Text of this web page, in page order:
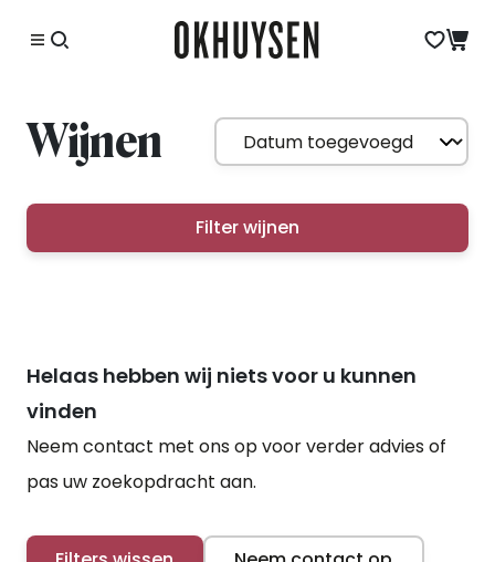
Wijnen
Filter wijnen
Helaas hebben wij niets voor u kunnen
vinden
Neem contact met ons op voor verder advies of
pas uw zoekopdracht aan.